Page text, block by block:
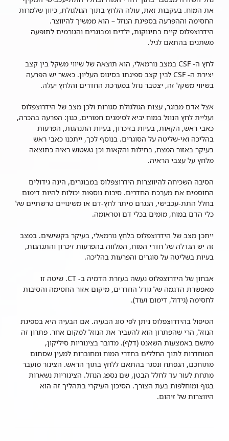
את המוח. בעקבות זאת, עולה הלחץ בתוך הגולגולת, כיוון שלמרות
החסימה וההפרעה בספיגת הנוזל – הוא ממשיך להיווצר.
הידרוצפלוס קיים בתינוקות, ילדים ומבוגרים והגורמים לתופעה
משתנים בהתאם לגיל.
לחץ ה- CSF במצב נורמאלי, הוא תוצאה של שיווי משקל בין קצב
יצירת ה- CSF לבין קצב ספיגתו בסינוס העליון. כאשר יש הפרעה
בשיווי משקל זה, יצטבר נוזל במערכת החדרים והלחץ יעלה.
אצל אדם מבוגר, עצות הגולגולת סגורות ולכן מצב של הידרוצפלוס
ועליית לחץ הנוזל במוח יביא לסימנים חמורים, כגון: הפרעה בהכרה,
כאבי ראש, הקאות, בעיות בזיכרון, בעיות התנהגות, הפרעות
בהליכה ואי-שליטה על הסוגרים. בנוסף לכך, ייתכנו כאבי ראש
בעיקר באזור המצח, בחילות והקאות וכן טשטוש ראיה כתוצאה
מלחץ על עצבי הראיה.
הסיבה השכיחה להיווצרות הידרוצפלוס במבוגרים, הינה גידולים
החוסמים את מערכת החדרים. סיבות נוספות יכולות להיות דימום
בחלל התת-עכבישי, הנגרם מיתר לחץ-דם או משינויים טרשתיים של
כלי הדם במוח, מומים בכלי דם וטראומה.
ייתכן מצב של הידרוצפלוס בלחץ נורמאלי, בעיקר בקשישים. במצב
זה יש הגדלה של חדרי המוח, המלווה בהפרעות זיכרון והתנהגות,
בעיות בשליטה על סוגרים והפרעות בהליכה.
אבחון של הידרוצפלוס נעשה בעזרת הדמיה ב- CT. שיטה זו
מאפשרת הדגמה של גודל החדרים, מיקום אזור החסימה והסיבות
לחסימה (גידול, דימום ועוד).
הטיפול בהידרוצפלוס ניתן לפי סוג הבעיה. אם הבעיה היא בספיגת
הנוזל, הרי שהפתרון הוא להעביר את הנוזל למקום אחר. פתרון זה
מיושם באמצעות השאנט (דלף). מדובר בצינוריות סיליקון,
המוחדרות לתוך החללים בחדרי המוח ומחוברות למעין שסתום
מתוחכם, הנפתח ונסגר בהתאם ללחץ בתוך הראש. הצינור מועבר
מתחת לעור עד לחלל הבטן, שם נספג הנוזל. הצינוריות נשארות
בגוף ומוחלפות בעת הצורך. הסיכון העיקרי בתהליך זה הוא
היווצרות של זיהום.